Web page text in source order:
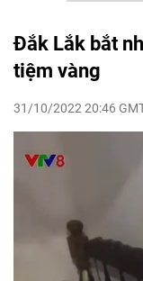
Đắk Lắk bắt
tiệm vàng
31/10/2022 20:46